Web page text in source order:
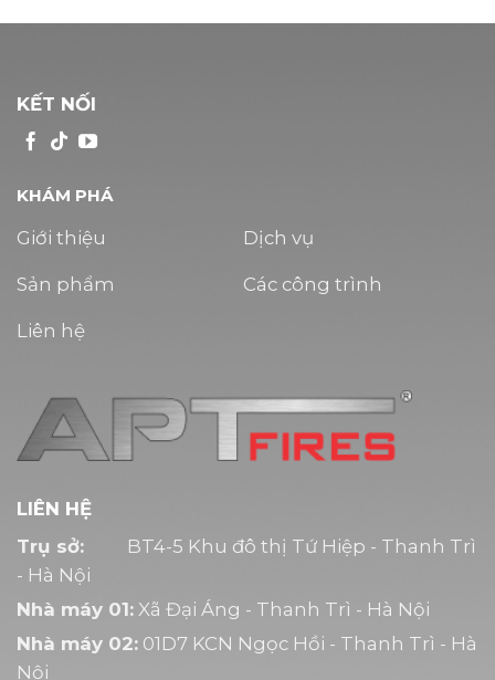
KẾT NỐI
KHÁM PHÁ
Giới thiệu
Sản phẩm
Liên hệ
Dịch vụ
Các công trình
LIÊN HỆ
Trụ sở:
BT4-5 Khu đô thị Tứ Hiệp - Thanh Trì
- Hà Nội
Nhà máy 01: Xã Đại Áng - Thanh Trì - Hà Nội
Nhà máy 02: 01D7 KCN Ngọc Hồi - Thanh Trì - Hà
Nội